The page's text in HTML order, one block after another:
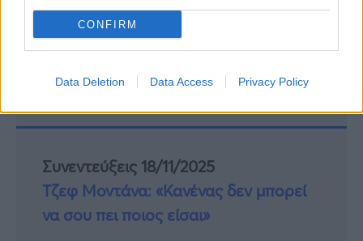
CONFIRM
Data Deletion Data Access Privacy Policy
Συνεντεύξεις 18/11/2025
αλήθεια»
Συνεντεύξεις 18/11/2025
Τζεφ Μοντάνα: «Κανένας δεν μπορεί
να σου πει ποιος είσαι»